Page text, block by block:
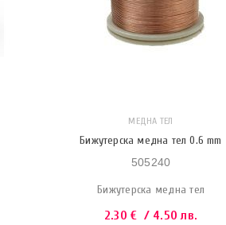
МЕДНА ТЕЛ
Бижутерска медна тел 0.6 mm
505240
Бижутерска медна тел
2.30€ / 4.50 лв.